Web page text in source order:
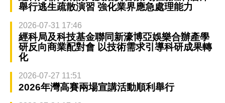
舉行逃生疏散演習 強化業界應急處理能力
2026-07-31 17:46
經科局及科技基金聯同新濠博亞娛樂合辦產學
研反向商業配對會 以技術需求引導科研成果轉
化
2026-07-27 11:51
2026年灣高賽兩場宣講活動順利舉行